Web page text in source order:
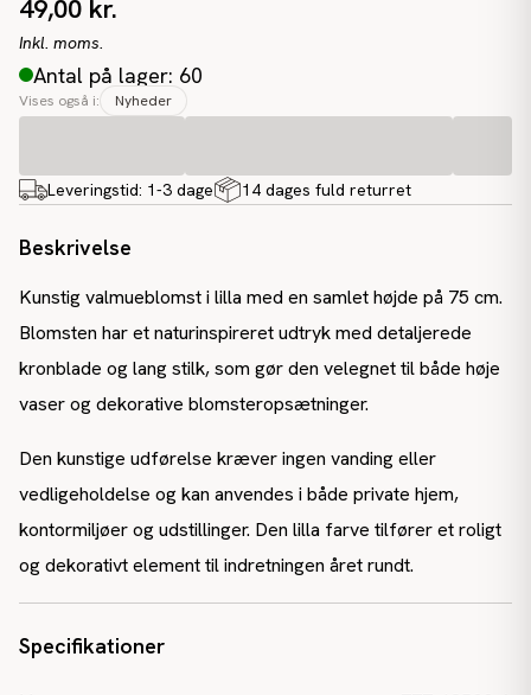
49,00 kr.
Inkl. moms.
Antal på lager: 60
Vises også i: Nyheder
Leveringstid: 1-3 dage 14 dages fuld returret
Beskrivelse
Kunstig valmueblomst i lilla med en samlet højde på 75 cm.
Blomsten har et naturinspireret udtryk med detaljerede
kronblade og lang stilk, som gør den velegnet til både høje
vaser og dekorative blomsteropsætninger.
Den kunstige udførelse kræver ingen vanding eller
vedligeholdelse og kan anvendes i både private hjem,
kontormiljøer og udstillinger. Den lilla farve tilfører et roligt
og dekorativt element til indretningen året rundt.
Specifikationer